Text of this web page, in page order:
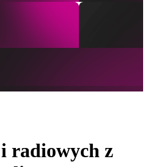
radiowych z